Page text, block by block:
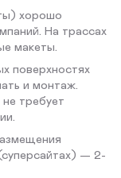
хорошо
На трассах
макеты.
поверхностях
и монтаж.
требует
— 2-